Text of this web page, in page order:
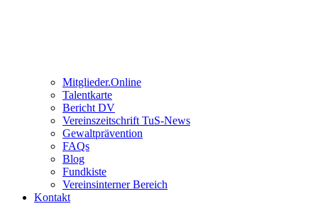
Mitglieder.Online
Talentkarte
Bericht DV
Vereinszeitschrift TuS-News
Gewaltprävention
FAQs
Blog
Fundkiste
Vereinsinterner Bereich
Kontakt